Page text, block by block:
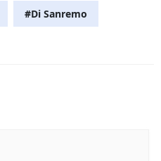
#Di Sanremo